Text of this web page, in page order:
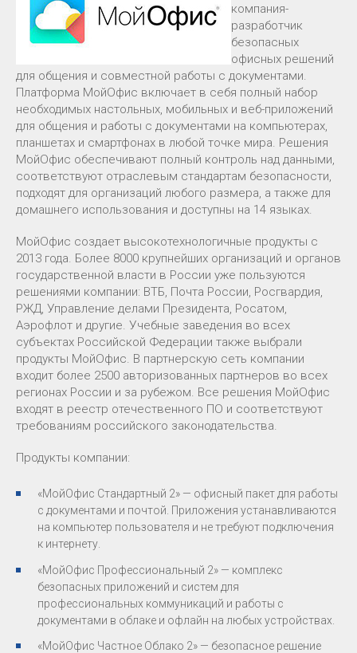
компания-
разработчик
безопасных
офисных решений
для общения и совместной работы с документами.
Платформа МойОфис включает в себя полный набор
необходимых настольных, мобильных и веб-приложений
для общения и работы с документами на компьютерах,
планшетах и смартфонах в любой точке мира. Решения
МойОфис обеспечивают полный контроль над данными,
соответствуют отраслевым стандартам безопасности,
подходят для организаций любого размера, а также для
домашнего использования и доступны на 14 языках.
МойОфис создает высокотехнологичные продукты с
2013 года. Более 8000 крупнейших организаций и органов
государственной власти в России уже пользуются
решениями компании: ВТБ, Почта России, Росгвардия,
РЖД, Управление делами Президента, Росатом,
Аэрофлот и другие. Учебные заведения во всех
субъектах Российской Федерации также выбрали
продукты МойОфис. В партнерскую сеть компании
входит более 2500 авторизованных партнеров во всех
регионах России и за рубежом. Все решения МойОфис
входят в реестр отечественного ПО и соответствуют
требованиям российского законодательства.
Продукты компании:
«МойОфис Стандартный 2» — офисный пакет для работы
с документами и почтой. Приложения устанавливаются
на компьютер пользователя и не требуют подключения
к интернету.
«МойОфис Профессиональный 2» — комплекс
безопасных приложений и систем для
профессиональных коммуникаций и работы с
документами в облаке и офлайн на любых устройствах.
«МойОфис Частное Облако 2» — безопасное решение